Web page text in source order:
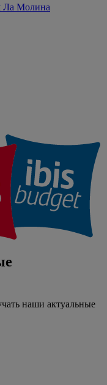
Ла Молина
наши актуальные